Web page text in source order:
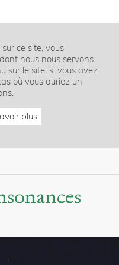
ce site, vous
nous nous servons
sur le site, si vous avez
où vous auriez un
plus